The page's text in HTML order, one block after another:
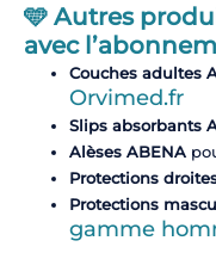
🩵 Autres
avec
Couches adultes
Orvimed.fr
Slips absorbants
Alèses ABENA
Protections
Protections
gamme